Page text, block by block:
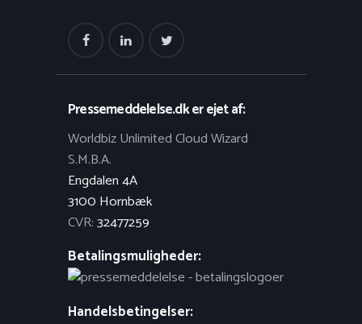
Pressemeddelelse.dk er ejet af:
Worldbiz Unlimited Cloud Wizard
S.M.B.A.
Engdalen 4A
3100 Hornbæk
CVR:32477259
Betalingsmuligheder:
Handelsbetingelser: